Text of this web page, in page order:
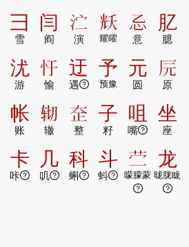
彐
雪
闫
阎
𰛑
演
𭀦
耀曜
𰐺
意
肊
臆
沋
游
𢖳
愉
迂
遇
予
预豫
元
圆
𰆖
原
帐
账
𰹹
辙
𰋞
整
子
籽
咀
嘴
坐
座
卡
咔
几
叽
科
蝌
斗
蚪
𰰡
曚朦蒙
龙
昽胧眬